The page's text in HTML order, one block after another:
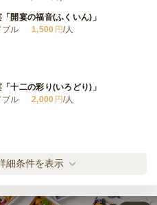
開宴の福音(ふくいん)」
ブル
1,500 円/人
十二の彩り(いろどり)」
ブル
2,000 円/人
「美食の秘蹟(ひせき)」
ブル
2,500円/人
細条件を表示